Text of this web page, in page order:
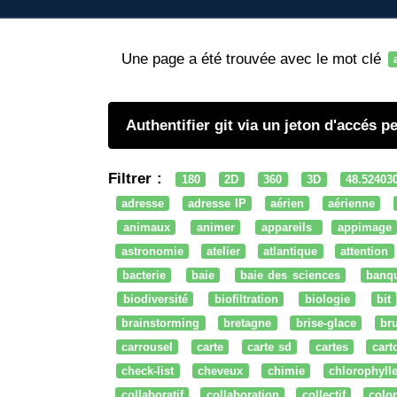
Une page a été trouvée avec le mot clé
Authentifier git via un jeton d'accés
Filtrer : 180 2D 360 3D
adresse
adresse IP aérien
aérienne
animaux
animer appareils
appimage
astronomie
atelier atlantique
attention
bacterie
baie baie des sciences
biodiversité
biofiltration biologie
bit
brainstorming
bretagne brise-glace
carrousel
carte carte sd cartes
check-list
cheveux chimie
chlorophylle